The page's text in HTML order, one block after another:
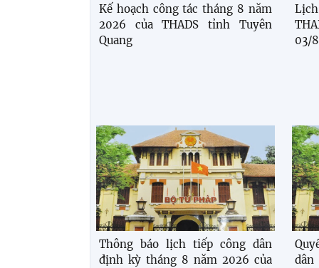
Kế hoạch công tác tháng 8 năm
2026 của THADS tỉnh Tuyên
Quang
03/
Thông báo lịch tiếp công dân
định kỳ tháng 8 năm 2026 của